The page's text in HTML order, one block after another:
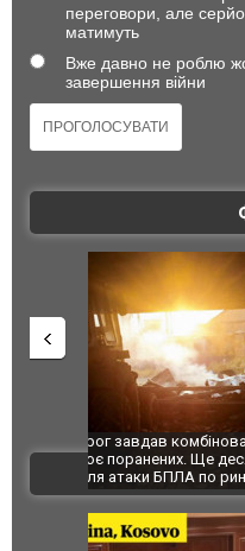
переговори, але
матимуть
Вже давно не роблю
завершення війни
За 2000 кілометрів
Єкатеринбурзі після
склад Wildberries.